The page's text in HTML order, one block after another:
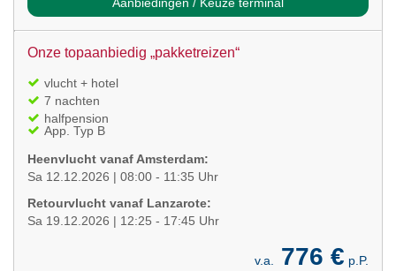
Onze topaanbiedig „pakketreizen“
vlucht + hotel
7 nachten
halfpension
App. Typ B
Heenvlucht vanaf Amsterdam:
Sa 12.12.2026 | 08:00 - 11:35 Uhr
Retourvlucht vanaf Lanzarote:
Sa 19.12.2026 | 12:25 - 17:45 Uhr
v.a. 776 € p.P.